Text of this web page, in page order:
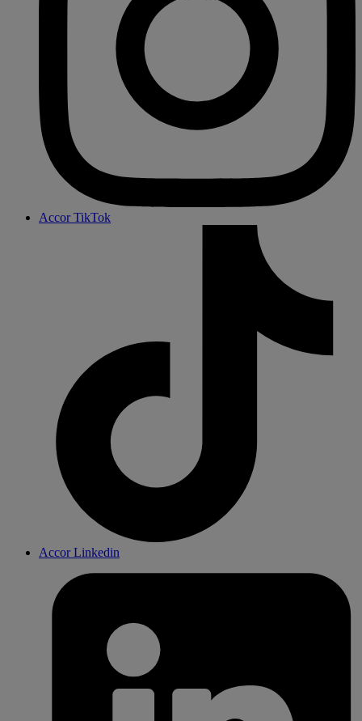
Accor TikTok
Accor Linkedin